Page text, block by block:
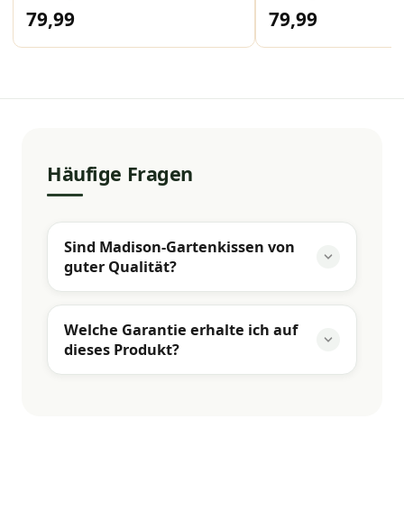
79,99 79,99
Häufige Fragen
Sind Madison-Gartenkissen von
guter Qualität?
Welche Garantie erhalte ich auf
dieses Produkt?